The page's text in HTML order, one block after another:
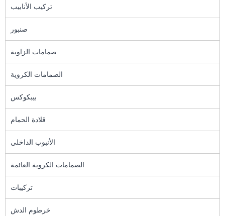
تركيب الأنابيب
صنبور
صمامات الزاوية
الصمامات الكروية
بيبكوكس
قلادة الحمام
الأنبوب الداخلي
الصمامات الكروية العائمة
تركيبات
خرطوم الدش